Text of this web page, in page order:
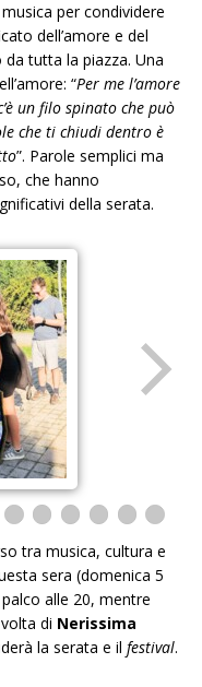
per condividere
dell’amore e del
tutta la piazza. Una
“Per me l’amore
un filo spinato che può
che ti chiudi dentro è
”. Parole semplici ma
che hanno
della serata.
tra musica, cultura e
sera (domenica 5
alle 20, mentre
di Nerissima
la serata e il festival.